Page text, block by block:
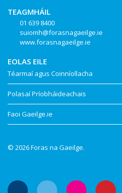
TEAGMHÁIL
01 639 8400
suiomh@forasnagaeilge.ie
www.forasnagaeilge.ie
EOLAS EILE
Téarmaí agus Coinníollacha
Polasaí Príobháideachais
Faoi Gaeilge.ie
© 2026 Foras na Gaeilge.